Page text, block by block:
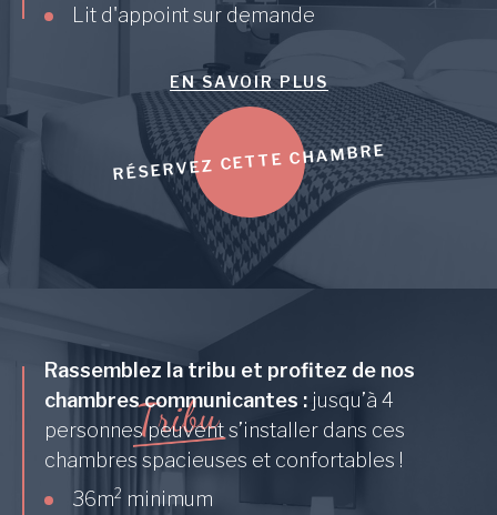
Lit d'appoint sur demande
EN SAVOIR PLUS
RÉSERVEZ CETTE CHAMBRE
Tribu
Rassemblez la tribu et profitez de nos
chambres communicantes : jusqu’à 4
personnes peuvent s’installer dans ces
chambres spacieuses et confortables !
36m2 minimum